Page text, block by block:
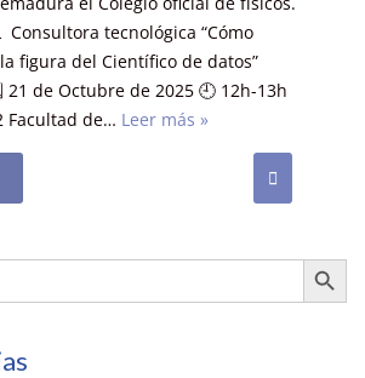
Consultora tecnológica “Cómo
figura del Científico de datos”
de Octubre de 2025 🕘 12h-13h
Facultad de… Leer más »
Botón de